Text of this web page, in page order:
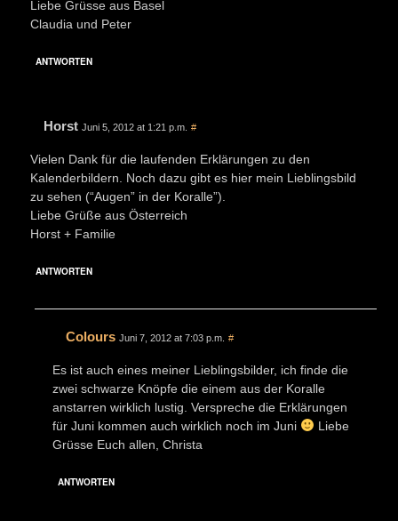
Liebe Grüsse aus Basel
Claudia und Peter
ANTWORTEN
Horst Juni 5, 2012 at 1:21 p.m. #
Vielen Dank für die laufenden Erklärungen zu den
Kalenderbildern. Noch dazu gibt es hier mein Lieblingsbild
zu sehen (“Augen” in der Koralle”).
Liebe Grüße aus Österreich
Horst + Familie
ANTWORTEN
Colours Juni 7, 2012 at 7:03 p.m. #
Es ist auch eines meiner Lieblingsbilder, ich finde die
zwei schwarze Knöpfe die einem aus der Koralle
anstarren wirklich lustig. Verspreche die Erklärungen
für Juni kommen auch wirklich noch im Juni
Liebe
Grüsse Euch allen, Christa
ANTWORTEN